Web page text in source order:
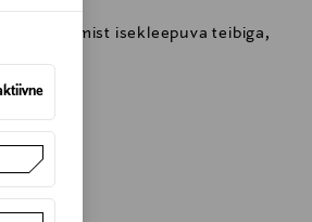
kasutamist isekleepuva teibiga,